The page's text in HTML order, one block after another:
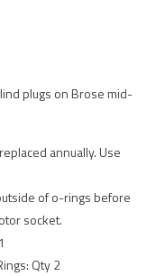
plugs on Brose mid-
annually. Use
of o-rings before
socket.
Qty 2